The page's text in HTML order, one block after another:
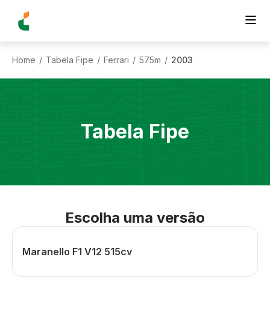
Home / Tabela Fipe / Ferrari / 575m / 2003
Tabela Fipe
Escolha uma versão
Maranello F1 V12 515cv